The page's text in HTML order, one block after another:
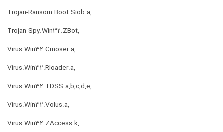
Trojan-Ransom.Boot.Siob.a,
Trojan-Spy.Win32.ZBot,
Virus.Win32.Cmoser.a,
Virus.Win32.Rloader.a,
Virus.Win32.TDSS.a,b,c,d,e,
Virus.Win32.Volus.a,
Virus.Win32.ZAccess.k,